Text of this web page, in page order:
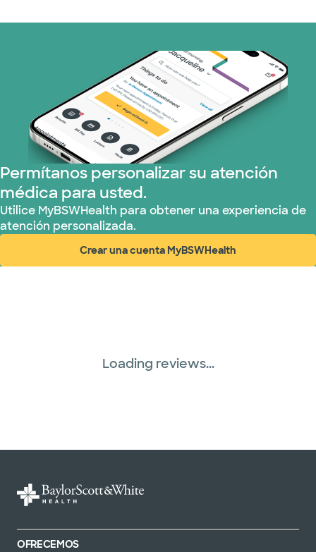
Permítanos personalizar su atención
médica para usted.
Utilice MyBSWHealth para obtener una experiencia de
atención personalizada.
Crear una cuenta MyBSWHealth
(abre en ventana nueva)
Loading reviews...
OFRECEMOS